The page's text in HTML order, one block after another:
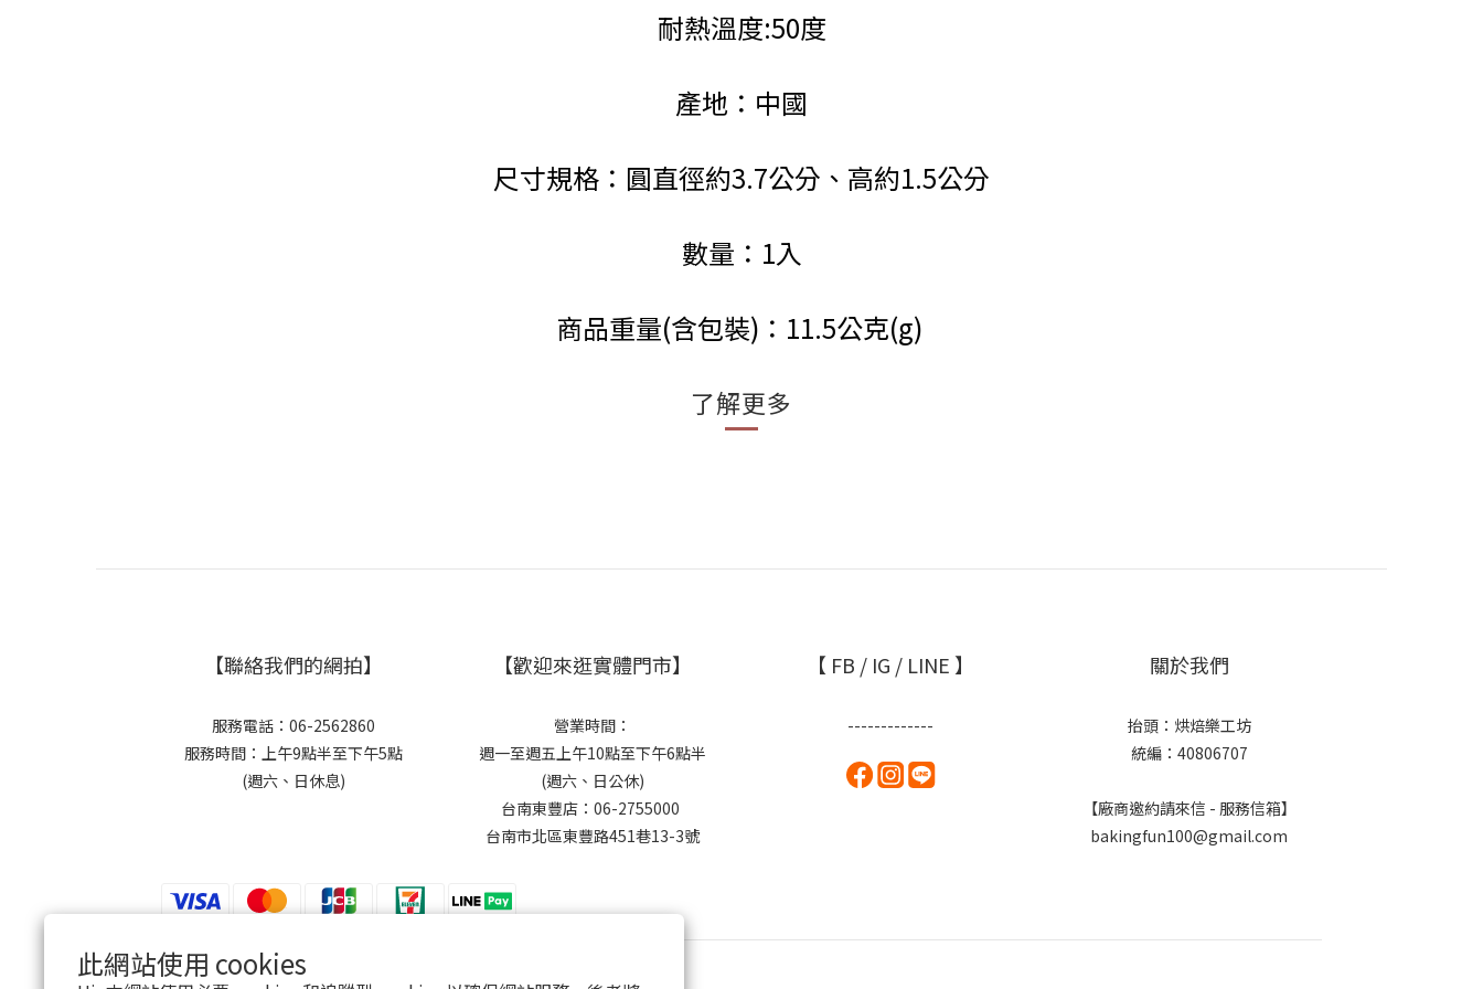
此網站使用 cookies
耐熱溫度:50度
產地：中國
尺寸規格：圓直徑約3.7公分、高約1.5公分
數量：1入
商品重量(含包裝)：11.5公克(g)
了解更多
【聯絡我們的網拍】
服務電話：06-2562860
服務時間：上午9點半至下午5點
(週六、日休息)
【歡迎來逛實體門市】
營業時間：
週一至週五上午10點至下午6點半
(週六、日公休)
台南東豐店：06-2755000
台南市北區東豐路451巷13-3號
【 FB / IG / LINE 】
-------------
關於我們
抬頭：烘焙樂工坊
統編：40806707
【廠商邀約請來信 - 服務信箱】
bakingfun100@gmail.com
$TWD 繁體中文